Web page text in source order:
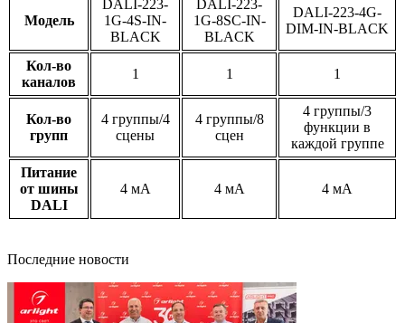
Модель
DALI-223-
1G-4S-IN-
BLACK
DALI-223-
1G-8SC-IN-
BLACK
DALI-223-4G-
DIM-IN-BLACK
Кол-во
каналов
1 1 1
Кол-во
групп
4 группы/4
сцены
4 группы/8
сцен
4 группы/3
функции в
каждой группе
Питание
от шины
DALI
4 мА 4 мА 4 мА
Последние новости